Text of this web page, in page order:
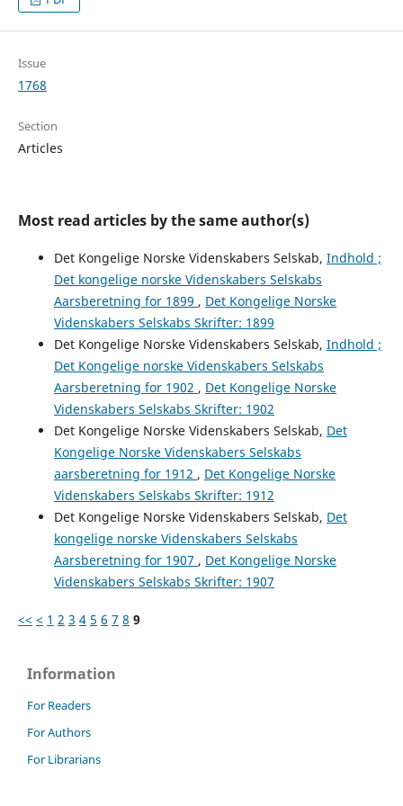
Issue
1768
Section
Articles
Most read articles by the same author(s)
Det Kongelige Norske Videnskabers Selskab, Indhold ;
Det kongelige norske Videnskabers Selskabs
Aarsberetning for 1899 , Det Kongelige Norske
Videnskabers Selskabs Skrifter: 1899
Det Kongelige Norske Videnskabers Selskab, Indhold ;
Det Kongelige norske Videnskabers Selskabs
Aarsberetning for 1902 , Det Kongelige Norske
Videnskabers Selskabs Skrifter: 1902
Det Kongelige Norske Videnskabers Selskab, Det
Kongelige Norske Videnskabers Selskabs
aarsberetning for 1912 , Det Kongelige Norske
Videnskabers Selskabs Skrifter: 1912
Det Kongelige Norske Videnskabers Selskab, Det
kongelige norske Videnskabers Selskabs
Aarsberetning for 1907 , Det Kongelige Norske
Videnskabers Selskabs Skrifter: 1907
<< < 1 2 3 4 5 6 7 8 9
Information
For Readers
For Authors
For Librarians